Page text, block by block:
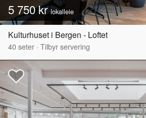
5 750 krlokalleie
Kulturhuset i Bergen - Loftet
40seter · Tilbyr servering